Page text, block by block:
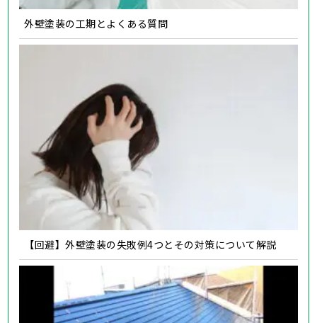
外壁塗装の工期とよくある質問
【回避】外壁塗装の失敗例4つとその対策について解説